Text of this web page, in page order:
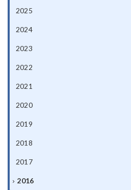
2025
2024
2023
2022
2021
2020
2019
2018
2017
2016